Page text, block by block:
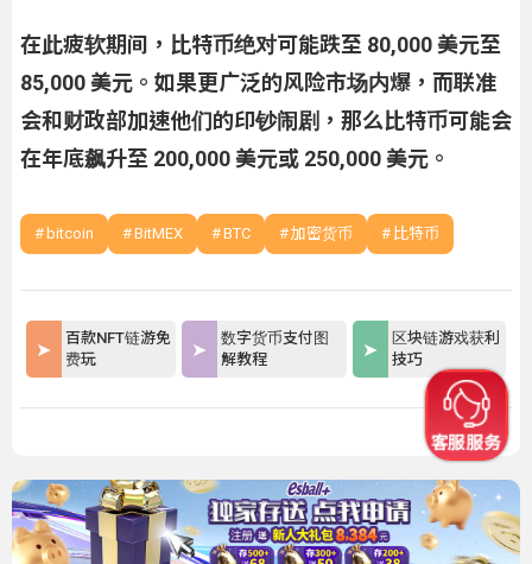
在此疲软期间，比特币绝对可能跌至 80,000 美元至
85,000 美元。如果更广泛的风险市场内爆，而联准
会和财政部加速他们的印钞闹剧，那么比特币可能会
在年底飙升至 200,000 美元或 250,000 美元。
bitcoin BitMEX BTC 加密货币 比特币
百款NFT链游免
费玩
数字货币支付图
解教程
区块链游戏获利
技巧